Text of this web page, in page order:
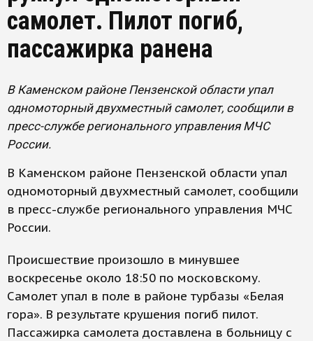
самолет. Пилот погиб,
пассажирка ранена
В Каменском районе Пензенской области упал
одномоторный двухместный самолет, сообщили в
пресс-службе регионального управления МЧС
России.
В Каменском районе Пензенской области упал
одномоторный двухместный самолет, сообщили
в пресс-службе регионального управления МЧС
России.
Происшествие произошло в минувшее
воскресенье около 18:50 по московскому.
Самолет упал в поле в районе турбазы «Белая
гора». В результате крушения погиб пилот.
Пассажирка самолета доставлена в больницу с